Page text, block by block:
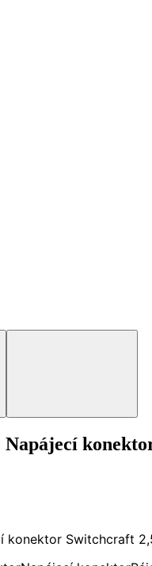
konektor Switchcraft